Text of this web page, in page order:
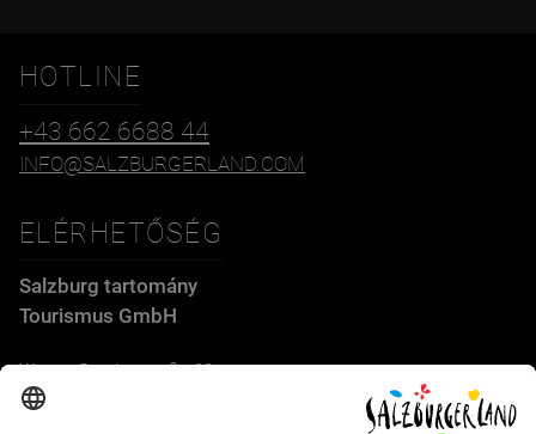
HOTLINE
+43 662 6688 44
INFO@SALZBURGERLAND.COM
ELÉRHETŐSÉG
Salzburg tartomány
Tourismus GmbH
Wiener Bundesstraße 23
5300 Hallwang